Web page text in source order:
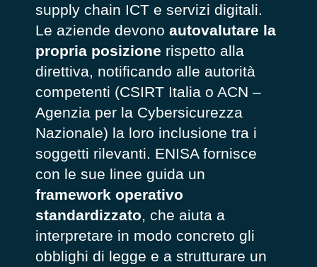
supply chain ICT e servizi digitali.
Le aziende devono autovalutare la
propria posizione rispetto alla
direttiva, notificando alle autorità
competenti (CSIRT Italia o ACN –
Agenzia per la Cybersicurezza
Nazionale) la loro inclusione tra i
soggetti rilevanti. ENISA fornisce
con le sue linee guida un
framework operativo
standardizzato, che aiuta a
interpretare in modo concreto gli
obblighi di legge e a strutturare un